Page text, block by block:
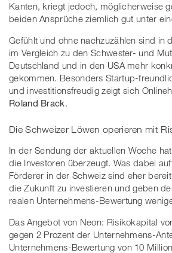
Kanten, kriegt jedoch, möglicherweise
beiden Ansprüche ziemlich gut unter
Gefühlt und ohne nachzuzählen sind in
im Vergleich zu den Schwester- und
Deutschland und in den USA mehr
gekommen. Besonders Startup-
und investitionsfreudig zeigt sich
Roland Brack.
Die Schweizer Löwen operieren mit
In der Sendung der aktuellen Woche
die Investoren überzeugt. Was dabei
Förderer in der Schweiz sind eher
die Zukunft zu investieren und geben
realen Unternehmens-Bewertung
Das Angebot von Neon: Risikokapital
gegen 2 Prozent der Unternehmens-
Unternehmens-Bewertung von 10